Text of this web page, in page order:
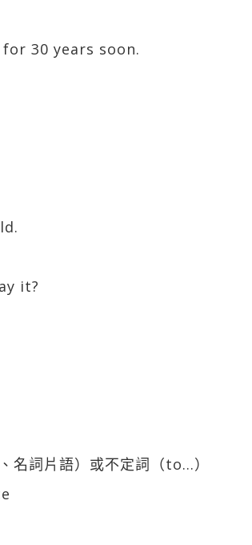
30 years soon.
it?
名詞片語）或不定詞（to…）